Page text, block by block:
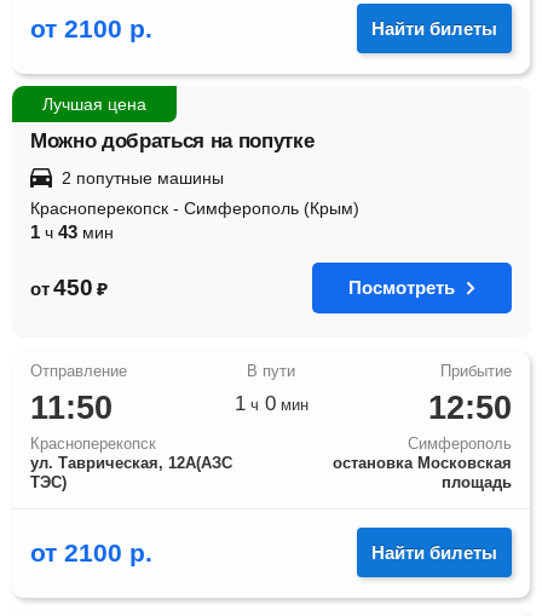
от 2100 р. Найти билеты
Лучшая цена
Можно добраться на попутке
2 попутные машины
Красноперекопск - Симферополь (Крым)
1 ч 43 мин
от 450 ₽ Посмотреть
11:50
Красноперекопск
ул. Таврическая, 12А(АЗС
ТЭС)
12:50
Симферополь
остановка Московская
площадь
1ч 0мин
от 2100 р. Найти билеты